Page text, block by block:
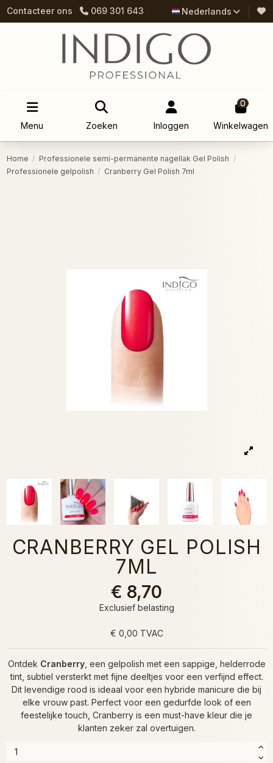
Contacteer ons 069 301 643 Nederlands
Menu Zoeken Inloggen
0
Winkelwagen
Home
Professionele semi-permanente nagellak Gel Polish
Professionele gelpolish
Cranberry Gel Polish 7ml
CRANBERRY GEL POLISH
7ML
€ 8,70
Exclusief belasting
€ 0,00 TVAC
Ontdek Cranberry, een gelpolish met een sappige, helderrode
tint, subtiel versterkt met fijne deeltjes voor een verfijnd effect.
Dit levendige rood is ideaal voor een hybride manicure die bij
elke vrouw past. Perfect voor een gedurfde look of een
feestelijke touch, Cranberry is een must-have kleur die je
klanten zeker zal overtuigen.